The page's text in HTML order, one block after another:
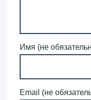
Имя (не
Email (не